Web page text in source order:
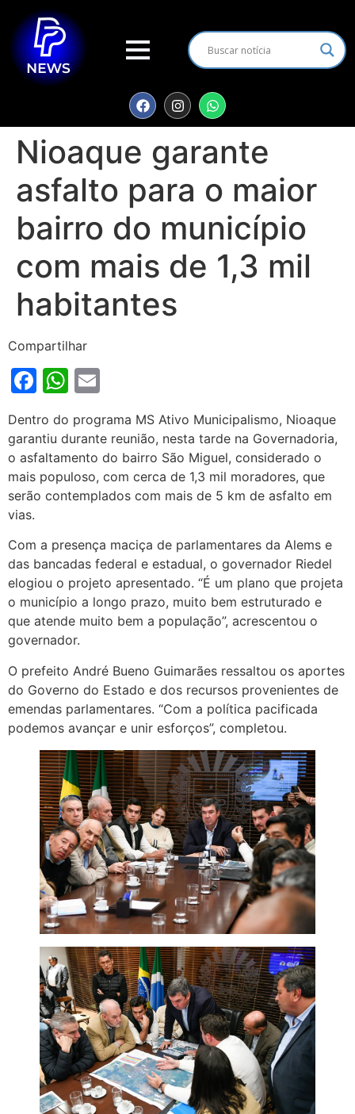
Nioaque garante
asfalto para o maior
bairro do município
com mais de 1,3 mil
habitantes
Compartilhar
Facebook
WhatsApp
Dentro do programa MS Ativo Municipalismo, Nioaque
garantiu durante reunião, nesta tarde na Governadoria,
o asfaltamento do bairro São Miguel, considerado o
mais populoso, com cerca de 1,3 mil moradores, que
serão contemplados com mais de 5 km de asfalto em
vias.
Com a presença maciça de parlamentares da Alems e
das bancadas federal e estadual, o governador Riedel
elogiou o projeto apresentado. “É um plano que projeta
o município a longo prazo, muito bem estruturado e
que atende muito bem a população”, acrescentou o
governador.
O prefeito André Bueno Guimarães ressaltou os aportes
do Governo do Estado e dos recursos provenientes de
emendas parlamentares. “Com a política pacificada
podemos avançar e unir esforços”, completou.